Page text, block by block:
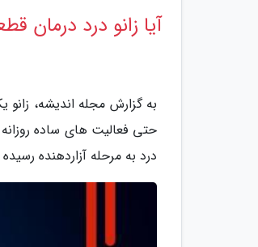
آیا زانو درد درمان
به گزارش مجله اندیشه،
حتی فعالیت های ساده
درد به مرحله آزاردهنده